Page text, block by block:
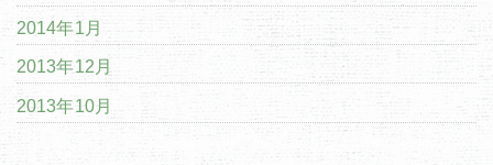
2014年1月
2013年12月
2013年10月